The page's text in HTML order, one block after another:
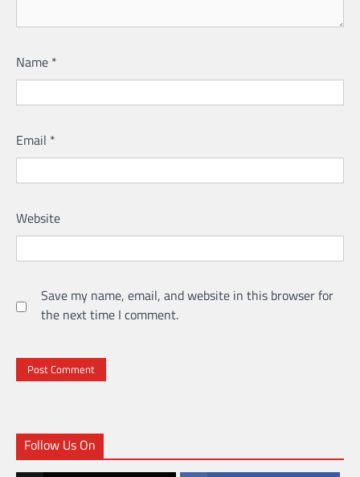
Name *
Email *
Website
Save my name, email, and website in this browser for
the next time I comment.
Follow Us On